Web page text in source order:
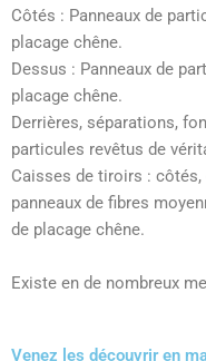
Côtés : Panneaux de
placage chêne.
Dessus : Panneaux de
placage chêne.
Derrières, séparations,
particules revêtus de
Caisses de tiroirs :
panneaux de fibres
de placage chêne.
Existe en de nombreux
Venez les découvrir en